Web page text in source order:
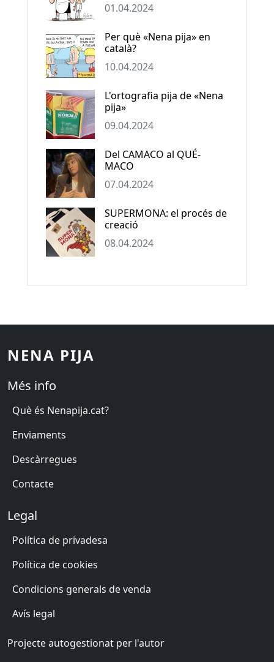
01.04.2024
Per què «Nena pija» en
català?
10.04.2024
L'ortografia pija de «Nena
pija»
09.04.2024
Del CAMACO al QUÉ-
MACO
07.04.2024
SUPERMONA: el procés de
creació
08.04.2024
NENA PIJA
Més info
Què és Nenapija.cat?
Enviaments
Descàrregues
Contacte
Legal
Política de privadesa
Política de cookies
Condicions generals de venda
Avís legal
Projecte autogestionat per l'autor